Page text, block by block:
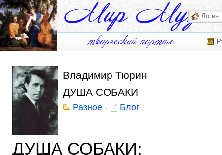
Владимир Тюрин
ДУША СОБАКИ
Разное - Блог
ДУША СОБАКИ: